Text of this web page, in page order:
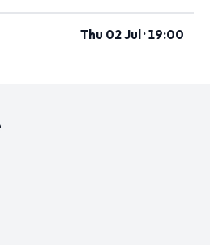
Thu 02 Jul · 19:00